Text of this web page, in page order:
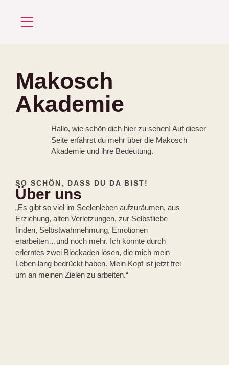
Makosch
Akademie
Hallo, wie schön dich hier zu sehen! Auf dieser
Seite erfährst du mehr über die Makosch
Akademie und ihre Bedeutung.
SO SCHÖN, DASS DU DA BIST!
Über uns
„Es gibt so viel im Seelenleben aufzuräumen, aus
Erziehung, alten Verletzungen, zur Selbstliebe
finden, Selbstwahrnehmung, Emotionen
erarbeiten…und noch mehr. Ich konnte durch
erlerntes zwei Blockaden lösen, die mich mein
Leben lang bedrückt haben. Mein Kopf ist jetzt frei
um an meinen Zielen zu arbeiten.“